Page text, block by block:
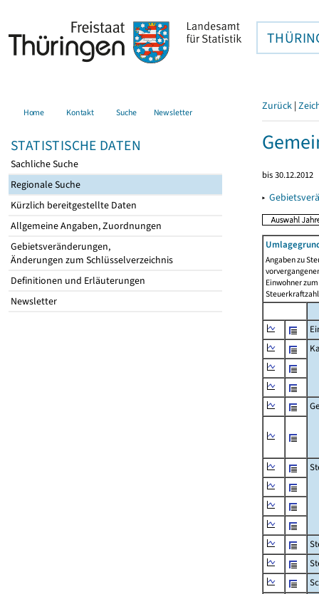
Home Kontakt Suche Newsletter
STATISTISCHE DATEN
Sachliche Suche
Regionale Suche
Kürzlich bereitgestellte Daten
Allgemeine Angaben, Zuordnungen
Gebietsveränderungen,
Änderungen zum Schlüsselverzeichnis
Definitionen und Erläuterungen
Newsletter
Zurück |
bis 30.12.2012
▸
Angaben zu
Einwohner